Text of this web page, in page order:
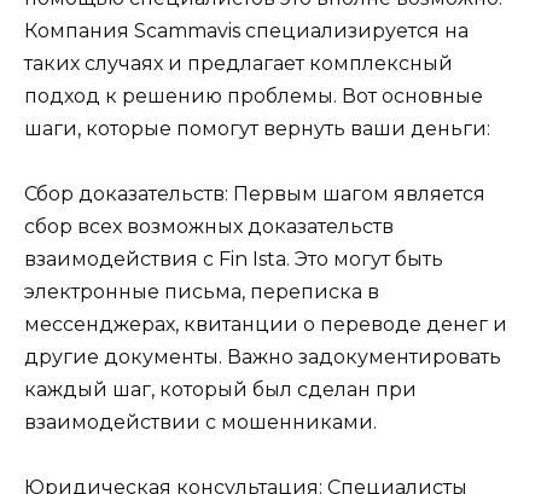
Компания Scammavis специализируется на
таких случаях и предлагает комплексный
подход к решению проблемы. Вот основные
шаги, которые помогут вернуть ваши деньги:
Сбор доказательств: Первым шагом является
сбор всех возможных доказательств
взаимодействия с Fin Ista. Это могут быть
электронные письма, переписка в
мессенджерах, квитанции о переводе денег и
другие документы. Важно задокументировать
каждый шаг, который был сделан при
взаимодействии с мошенниками.
Юридическая консультация: Специалисты